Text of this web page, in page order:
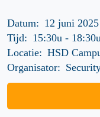
Datum: 12 juni 2025
Tijd: 15:30u- 18:30u
Locatie: HSD
Organisator: